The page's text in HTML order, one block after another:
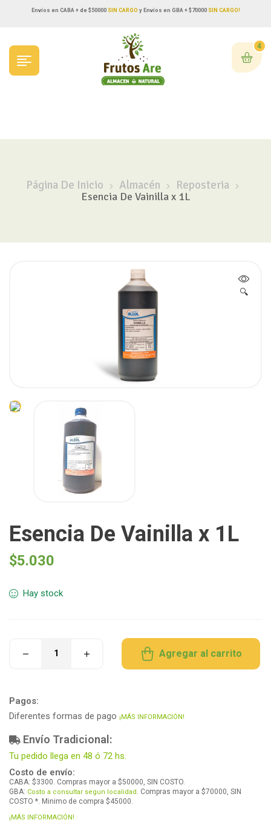
Envíos en CABA + de $50000SIN CARGO y Envíos en GBA + $70000 SIN CARGO!
4
Página De Inicio Almacén Reposteria
Esencia De Vainilla x 1L
🔍
Esencia De Vainilla x 1L
$5.030
Hay stock
Agregar al carrito
Pagos:
Diferentes formas de pago ¡MÁS INFORMACIÓN!
Envío Tradicional:
Tu pedido llega en 48 ó 72 hs.
Costo de envío:
CABA: $3300. Compras mayor a $50000, SIN COSTO.
GBA: Costo a consultar segun localidad.
Compras mayor a $70000, SIN
COSTO *. Minimo de compra $45000.
¡MÁS INFORMACIÓN!